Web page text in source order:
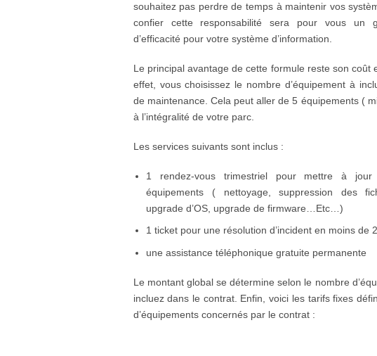
souhaitez pas perdre de temps à maintenir vos
confier cette responsabilité sera pour vous un
d’efficacité pour votre système d’information.
Le principal avantage de cette formule reste son coût
effet, vous choisissez le nombre d’équipement à
de maintenance. Cela peut aller de 5 équipements (
à l’intégralité de votre parc.
Les services suivants sont inclus :
1 rendez-vous trimestriel pour mettre à
équipements ( nettoyage, suppression des
upgrade d’OS, upgrade de firmware…Etc…)
1 ticket pour une résolution d’incident en moins de
une assistance téléphonique gratuite permanente
Le montant global se détermine selon le nombre
incluez dans le contrat. Enfin, voici les tarifs fixes
d’équipements concernés par le contrat :